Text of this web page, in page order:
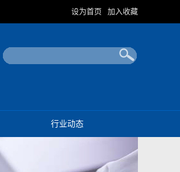
设为首页 加入收藏
行业动态